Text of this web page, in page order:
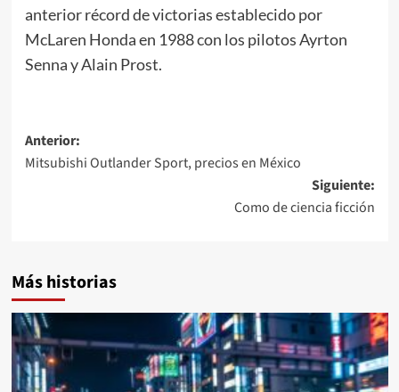
anterior récord de victorias establecido por
McLaren Honda en 1988 con los pilotos Ayrton
Senna y Alain Prost.
Navegación
de
Anterior:
Mitsubishi Outlander Sport, precios en México
Siguiente:
Como de ciencia ficción
Más historias